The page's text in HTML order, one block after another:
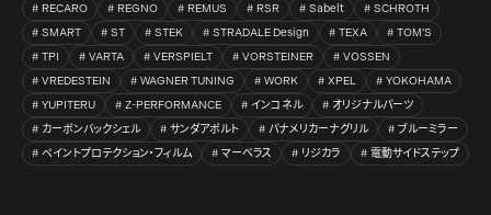
RECARO
REGNO REMUS RSR Sabelt
SCHROTH
SMART
ST STEK STRADALE Design TEXA
TOM’S
TPI
VARTA VERSPIELT VORSTEINER
VOSSEN
VREDESTEIN
WAGNER TUNING WORK XPEL
YOKOHAMA
YUPITERU
Z-PERFORMANCE インコネル
オリジナルパーツ
カーボンバックシェル
サンダアボルト パナメリカーナグリル
ブルーミラー
ペイントプロテクション・フィルム
マーベラス リジカラ 電動サイドステップ